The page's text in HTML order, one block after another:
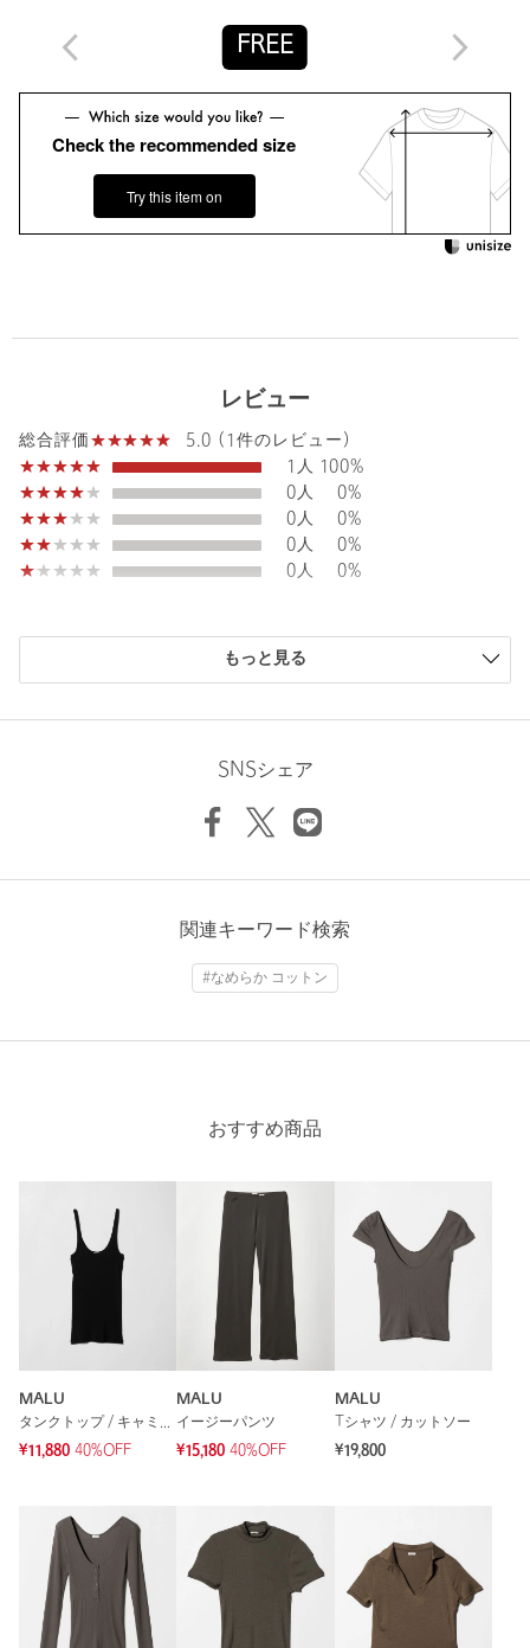
カテゴリー | Tシャツ / カットソー
COTTON100％
洗濯表示について
FREE
Check the recommended size
Try this item on
レビュー
総合評価
5.0 (1件のレビュー)
1人 100%
0人
0%
0人
0%
0人
0%
0人
0%
購入商品のサイズ感
ニックネーム： saku
購入サイズ：FREE
｜
購入カラー：DK.BROWN
参考になった
※レビューは、個人の主観による感想・体感によるもので、商品の効果や性
もっと見る
もっと見る
SNSシェア
関連キーワード検索
#なめらか コットン
おすすめ商品
MALU
タンクトップ / キャミソール
¥11,880 40%OFF
MALU
イージーパンツ
¥15,180 40%OFF
MALU
Tシャツ / カットソー
¥19,800